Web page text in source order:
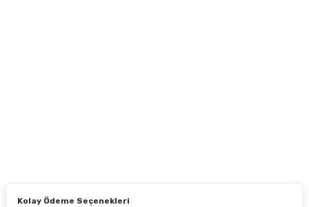
Kolay Ödeme Seçenekleri